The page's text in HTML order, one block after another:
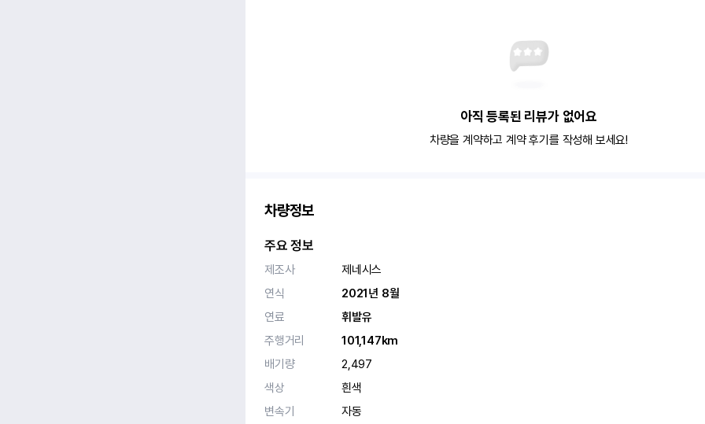
아직 등록된 리뷰가 없어요
차량을 계약하고 계약 후기를 작성해 보세요!
차량정보
주요 정보
제조사
제네시스
연식
2021년 8월
연료
휘발유
주행거리
101,147km
배기량
2,497
색상
흰색
변속기
자동